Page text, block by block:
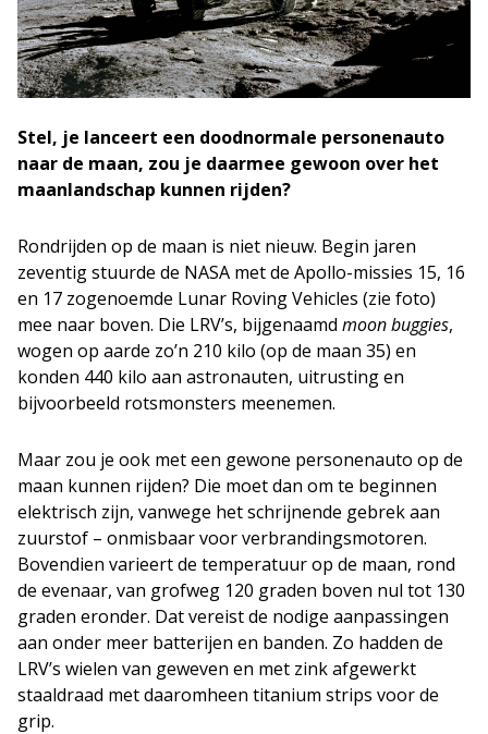
Stel, je lanceert een doodnormale personenauto
naar de maan, zou je daarmee gewoon over het
maanlandschap kunnen rijden?
Rondrijden op de maan is niet nieuw. Begin jaren
zeventig stuurde de NASA met de Apollo-missies 15, 16
en 17 zogenoemde Lunar Roving Vehicles (zie foto)
mee naar boven. Die LRV’s, bijgenaamd moon buggies,
wogen op aarde zo’n 210 kilo (op de maan 35) en
konden 440 kilo aan astronauten, uitrusting en
bijvoorbeeld rotsmonsters meenemen.
Maar zou je ook met een gewone personenauto op de
maan kunnen rijden? Die moet dan om te beginnen
elektrisch zijn, vanwege het schrijnende gebrek aan
zuurstof – onmisbaar voor verbrandingsmotoren.
Bovendien varieert de temperatuur op de maan, rond
de evenaar, van grofweg 120 graden boven nul tot 130
graden eronder. Dat vereist de nodige aanpassingen
aan onder meer batterijen en banden. Zo hadden de
LRV’s wielen van geweven en met zink afgewerkt
staaldraad met daaromheen titanium strips voor de
grip.